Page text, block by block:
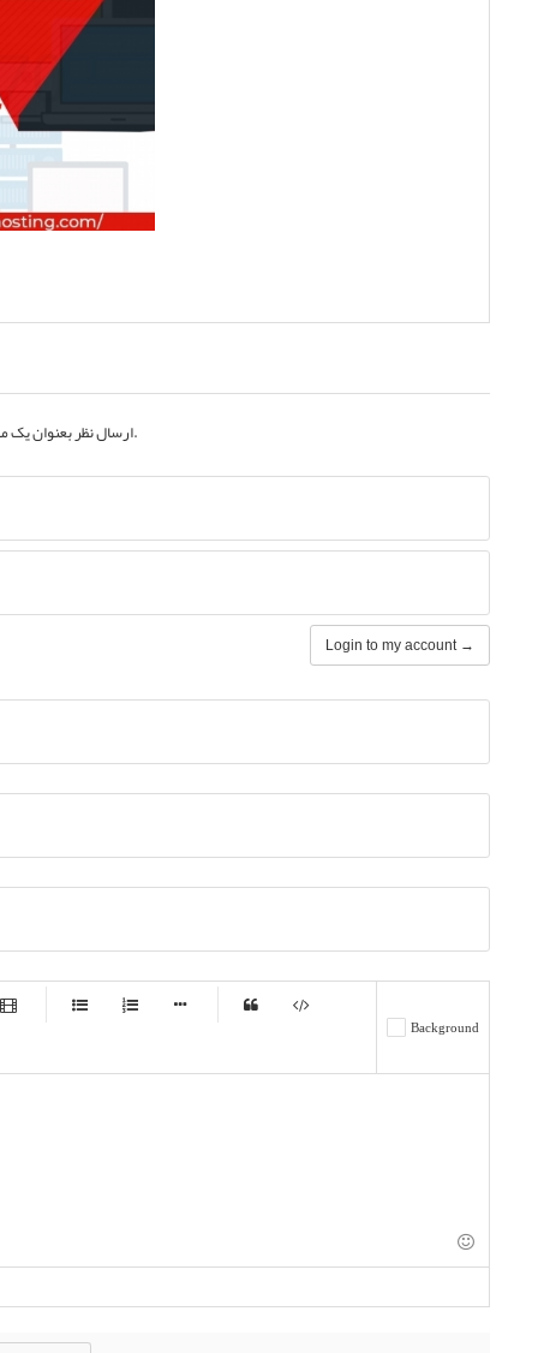
ارسال نظر بعنوان یکبه حساب کاربری خود.
Login to my account →
-
-
-
-
-
-
Background